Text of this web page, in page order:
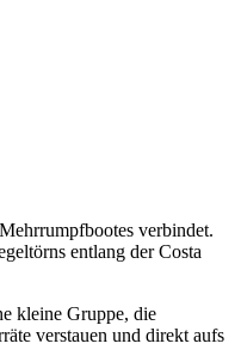
verbindet.
entlang der Costa
kleine Gruppe, die
verstauen und direkt aufs